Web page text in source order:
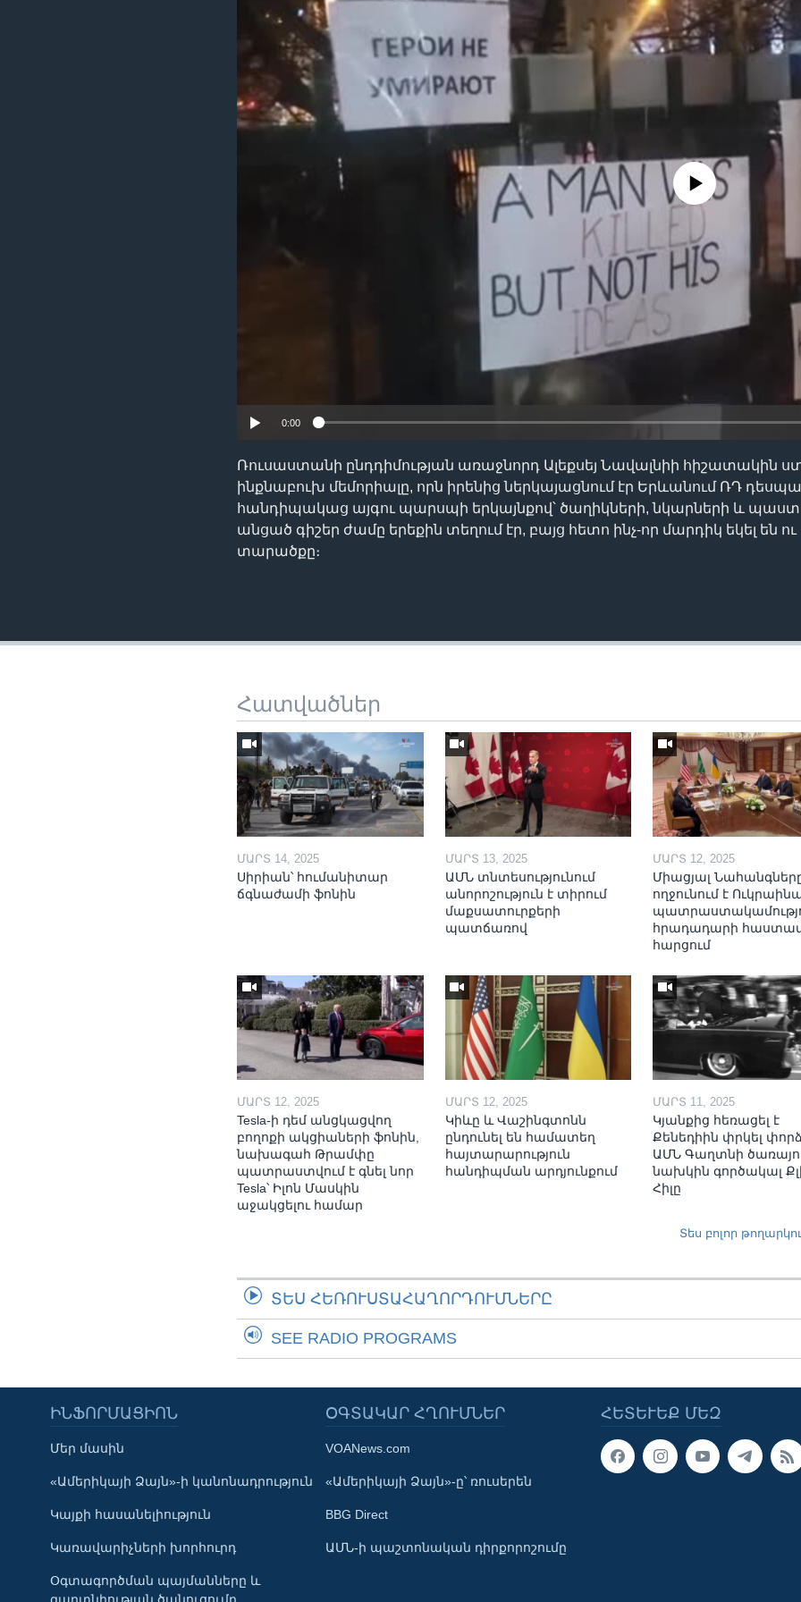
Learning English
ՀԵՏԵՒԵՔ ՄԵԶ
No media source currently
0:00
Ռուսաստանի ընդդիմության առաջնորդ Ալեքսեյ Նավալնիի հիշատակին
ինքնաբուխ մեմորիալը, որն իրենից ներկայացնում էր Երևանում ՌԴ
հանդիպակաց այգու պարսպի երկայնքով՝ ծաղիկների, նկարների և
անցած գիշեր ժամը երեքին տեղում էր, բայց հետո ինչ-որ մարդիկ եկել են ու
տարածքը։
Հատվածներ
ՄԱՐՏ 14, 2025
Սիրիան՝ հումանիտար
ճգնաժամի ֆոնին
ՄԱՐՏ 13, 2025
ԱՄՆ տնտեսությունում
անորոշություն է տիրում
մաքսատուրքերի
պատճառով
ՄԱՐՏ 12, 2025
Միացյալ
ողջունում է
հրադադարի
հարցում
ՄԱՐՏ 12, 2025
Tesla-ի դեմ անցկացվող
բողոքի ակցիաների ֆոնին,
նախագահ Թրամփը
պատրաստվում է գնել նոր
Tesla՝ Իլոն Մասկին
աջակցելու համար
ՄԱՐՏ 12, 2025
Կիևը և Վաշինգտոնն
ընդունել են համատեղ
հայտարարություն
հանդիպման արդյունքում
ՄԱՐՏ 11, 2025
Կյանքից հեռացել է
Քենեդիին փրկել
ԱՄՆ Գաղտնի
նախկին գործակալ
Հիլը
Տես բոլոր
ՏԵՍ ՀԵՌՈՒՍՏԱՀԱՂՈՐԴՈՒՄՆԵՐԸ
SEE RADIO PROGRAMS
ՀԵՏԵՒԵՔ ՄԵԶ
ԻՆՖՈՐՄԱՑԻՈՆ
Մեր մասին
«Ամերիկայի Ձայն»-ի կանոնադրություն
Կայքի հասանելիություն
Կառավարիչների խորհուրդ
Օգտագործման պայմանները և
գաղտնիության ծանուցումը
ՕԳՏԱԿԱՐ ՀՂՈՒՄՆԵՐ
VOANews.com
«Ամերիկայի Ձայն»-ը՝ ռուսերեն
BBG Direct
ԱՄՆ-ի պաշտոնական դիրքորոշումը